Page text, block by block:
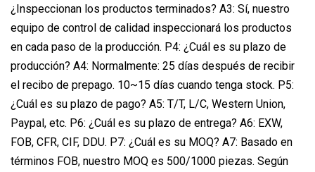
¿Inspeccionan los productos terminados? A3: Sí, nuestro
equipo de control de calidad inspeccionará los productos
en cada paso de la producción. P4: ¿Cuál es su plazo de
producción? A4: Normalmente: 25 días después de recibir
el recibo de prepago. 10~15 días cuando tenga stock. P5:
¿Cuál es su plazo de pago? A5: T/T, L/C, Western Union,
Paypal, etc. P6: ¿Cuál es su plazo de entrega? A6: EXW,
FOB, CFR, CIF, DDU. P7: ¿Cuál es su MOQ? A7: Basado en
términos FOB, nuestro MOQ es 500/1000 piezas. Según